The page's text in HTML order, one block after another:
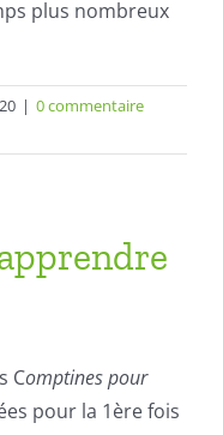
plus nombreux
| 0 commentaire
Comptines pour
pour la 1ère fois